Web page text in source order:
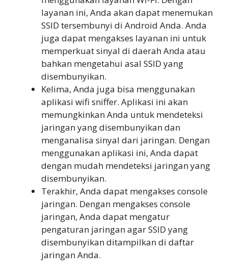
layanan ini, Anda akan dapat menemukan
SSID tersembunyi di Android Anda. Anda
juga dapat mengakses layanan ini untuk
memperkuat sinyal di daerah Anda atau
bahkan mengetahui asal SSID yang
disembunyikan.
Kelima, Anda juga bisa menggunakan
aplikasi wifi sniffer. Aplikasi ini akan
memungkinkan Anda untuk mendeteksi
jaringan yang disembunyikan dan
menganalisa sinyal dari jaringan. Dengan
menggunakan aplikasi ini, Anda dapat
dengan mudah mendeteksi jaringan yang
disembunyikan.
Terakhir, Anda dapat mengakses console
jaringan. Dengan mengakses console
jaringan, Anda dapat mengatur
pengaturan jaringan agar SSID yang
disembunyikan ditampilkan di daftar
jaringan Anda.